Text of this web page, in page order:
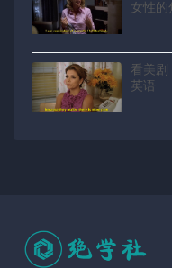
女性的
看美剧
英语